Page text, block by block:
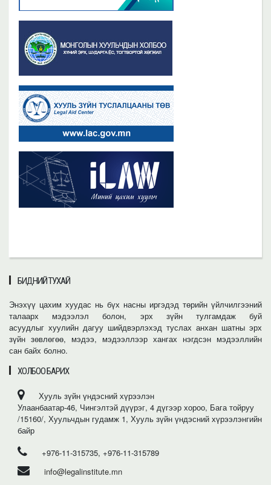
БИДНИЙ ТУХАЙ
Энэхүү цахим хуудас нь бүх насны иргэдэд төрийн үйлчилгээний
талаарх мэдээлэл болон, эрх зүйн тулгамдаж буй
асуудлыг хуулийн дагуу шийдвэрлэхэд туслах анхан шатны эрх
зүйн зөвлөгөө, мэдээ, мэдээллээр хангах нэгдсэн мэдээллийн
сан байх болно.
ХОЛБОО БАРИХ
Хууль зүйн үндэсний хүрээлэн
Улаанбаатар-46, Чингэлтэй дүүрэг, 4 дүгээр хороо, Бага тойруу
/15160/, Хуульчдын гудамж 1, Хууль зүйн үндэсний хүрээлэнгийн
байр
+976-11-315735, +976-11-315789
info@legalinstitute.mn